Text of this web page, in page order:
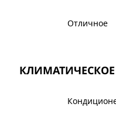
Отличное